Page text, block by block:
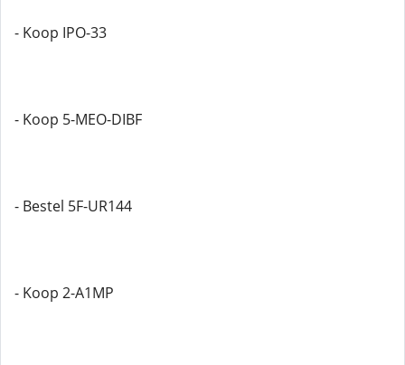
- Koop IPO-33
- Koop 5-MEO-DIBF
- Bestel 5F-UR144
- Koop 2-A1MP